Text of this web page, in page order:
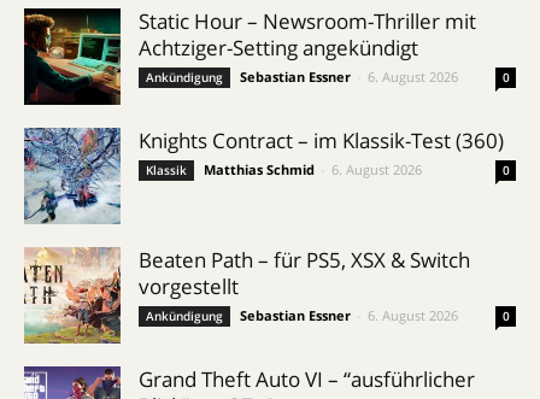
Static Hour – Newsroom-Thriller mit
Achtziger-Setting angekündigt
Ankündigung Sebastian Essner 6. August 2026 0
Knights Contract – im Klassik-Test (360)
Klassik Matthias Schmid 6. August 2026 0
Beaten Path – für PS5, XSX & Switch
vorgestellt
Ankündigung Sebastian Essner 6. August 2026 0
Grand Theft Auto VI – “ausführlicher